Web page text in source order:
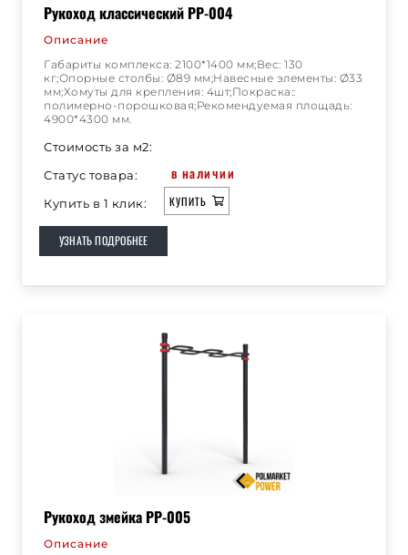
Рукоход классический РР-004
Описание
Габариты комплекса: 2100*1400 мм;Вес: 130
кг;Опорные столбы: Ø89 мм;Навесные элементы: Ø33
мм;Хомуты для крепления: 4шт;Покраска::
полимерно-порошковая;Рекомендуемая площадь:
4900*4300 мм.
Стоимость за м2:
Статус товара:
в наличии
Купить в 1 клик: КУПИТЬ
УЗНАТЬ ПОДРОБНЕЕ
Рукоход змейка РР-005
Описание